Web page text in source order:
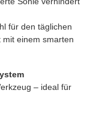
für den täglichen
einem smarten
– ideal für